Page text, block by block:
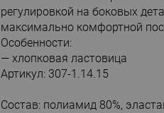
регулировкой на боковых
максимально комфортной
Особенности:
— хлопковая ластовица
Артикул: 307-1.14.15
Состав: полиамид 80%,